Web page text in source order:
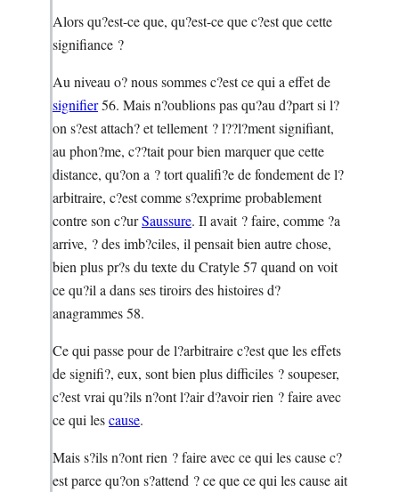
Alors qu?est-ce que, qu?est-ce que c?est que cette
signifiance ?
Au niveau o? nous sommes c?est ce qui a effet de
signifier56. Mais n?oublions pas qu?au d?part si l?
on s?est attach? et tellement ? l??l?ment signifiant,
au phon?me, c??tait pour bien marquer que cette
distance, qu?on a ? tort qualifi?e de fondement de l?
arbitraire, c?est comme s?exprime probablement
contre son c?urSaussure. Il avait ? faire, comme ?a
arrive, ? des imb?ciles, il pensait bien autre chose,
bien plus pr?s du texte du Cratyle 57 quand on voit
ce qu?il a dans ses tiroirs des histoires d?
anagrammes 58.
Ce qui passe pour de l?arbitraire c?est que les effets
de signifi?, eux, sont bien plus difficiles ? soupeser,
c?est vrai qu?ils n?ont l?air d?avoir rien ? faire avec
ce qui lescause.
Mais s?ils n?ont rien ? faire avec ce qui les cause c?
est parce qu?on s?attend ? ce que ce qui les cause ait